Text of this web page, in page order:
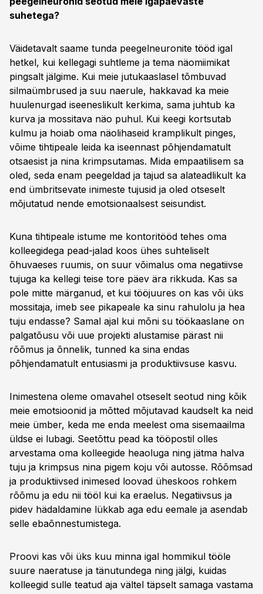
suhetega?
Väidetavalt saame tunda peegelneuronite tööd igal
hetkel, kui kellegagi suhtleme ja tema näomiimikat
pingsalt jälgime. Kui meie jutukaaslasel tõmbuvad
silmaümbrused ja suu naerule, hakkavad ka meie
huulenurgad iseeneslikult kerkima, sama juhtub ka
kurva ja mossitava näo puhul. Kui keegi kortsutab
kulmu ja hoiab oma näolihaseid kramplikult pinges,
võime tihtipeale leida ka iseennast põhjendamatult
otsaesist ja nina krimpsutamas. Mida empaatilisem sa
oled, seda enam peegeldad ja tajud sa alateadlikult ka
end ümbritsevate inimeste tujusid ja oled otseselt
mõjutatud nende emotsionaalsest seisundist.
Kuna tihtipeale istume me kontoritööd tehes oma
kolleegidega pead-jalad koos ühes suhteliselt
õhuvaeses ruumis, on suur võimalus oma negatiivse
tujuga ka kellegi teise tore päev ära rikkuda. Kas sa
pole mitte märganud, et kui tööjuures on kas või üks
mossitaja, imeb see pikapeale ka sinu rahulolu ja hea
tuju endasse? Samal ajal kui mõni su töökaaslane on
palgatõusu või uue projekti alustamise pärast nii
rõõmus ja õnnelik, tunned ka sina endas
põhjendamatult entusiasmi ja produktiivsuse kasvu.
Inimestena oleme omavahel otseselt seotud ning kõik
meie emotsioonid ja mõtted mõjutavad kaudselt ka neid
meie ümber, keda me enda meelest oma sisemaailma
üldse ei lubagi. Seetõttu pead ka tööpostil olles
arvestama oma kolleegide heaoluga ning jätma halva
tuju ja krimpsus nina pigem koju või autosse. Rõõmsad
ja produktiivsed inimesed loovad üheskoos rohkem
rõõmu ja edu nii tööl kui ka eraelus. Negatiivsus ja
pidev hädaldamine lükkab aga edu eemale ja asendab
selle ebaõnnestumistega.
Proovi kas või üks kuu minna igal hommikul tööle
suure naeratuse ja tänutundega ning jälgi, kuidas
kolleegid sulle teatud aja vältel täpselt samaga vastama